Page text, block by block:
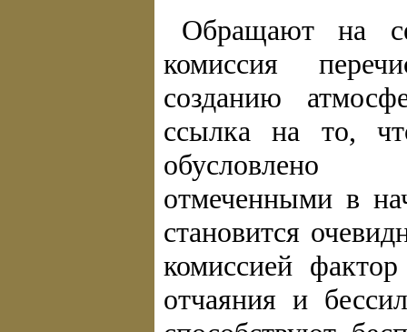
Обращают на
комиссия
созданию
ссылка на то,
обусловлено
отмеченными в
становится
комиссией
отчаяния и